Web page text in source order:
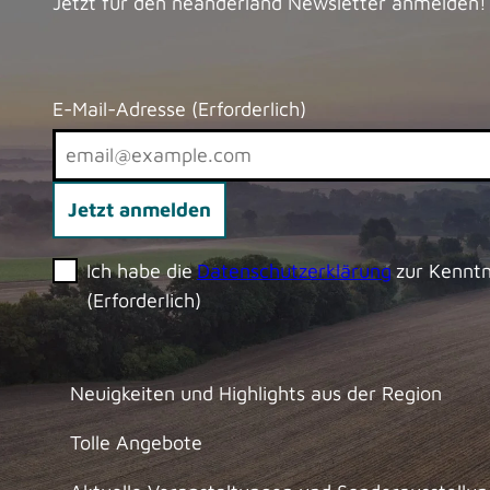
E-Mail-Adresse (Erforderlich)
Jetzt anmelden
Ich habe dieDatenschutzerklärungzur
(Erforderlich)
Neuigkeiten und Highlights aus der Region
Tolle Angebote